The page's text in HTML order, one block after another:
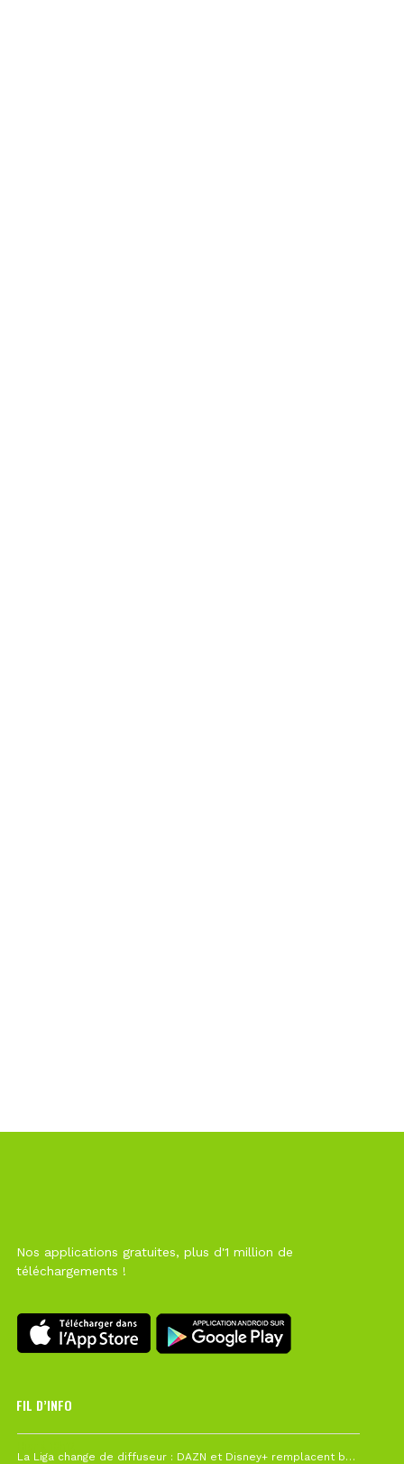
Nos applications gratuites, plus d'1 million de
téléchargements !
FIL D’INFO
La Liga change de diffuseur : DAZN et Disney+ remplacent beIN Sports !